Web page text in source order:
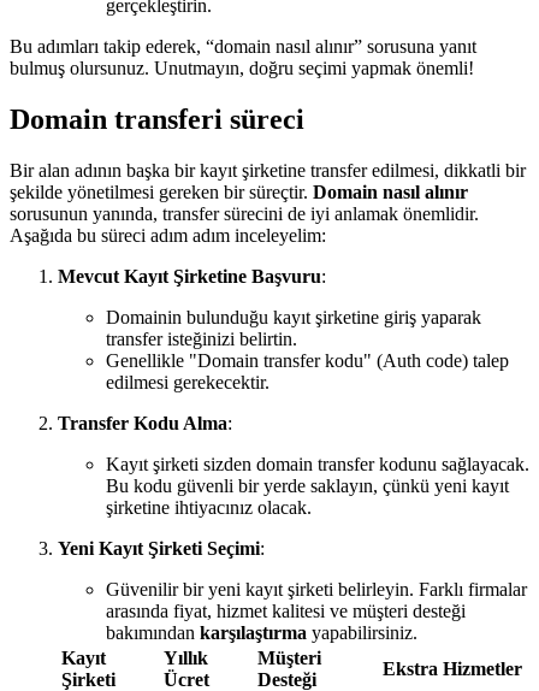
gerçekleştirin.
Bu adımları takip ederek, “domain nasıl alınır” sorusuna yanıt
bulmuş olursunuz. Unutmayın, doğru seçimi yapmak önemli!
Domain transferi süreci
Bir alan adının başka bir kayıt şirketine transfer edilmesi, dikkatli bir
şekilde yönetilmesi gereken bir süreçtir. Domain nasıl alınır
sorusunun yanında, transfer sürecini de iyi anlamak önemlidir.
Aşağıda bu süreci adım adım inceleyelim:
Mevcut Kayıt Şirketine Başvuru:
Domainin bulunduğu kayıt şirketine giriş yaparak
transfer isteğinizi belirtin.
Genellikle "Domain transfer kodu" (Auth code) talep
edilmesi gerekecektir.
Transfer Kodu Alma:
Kayıt şirketi sizden domain transfer kodunu sağlayacak.
Bu kodu güvenli bir yerde saklayın, çünkü yeni kayıt
şirketine ihtiyacınız olacak.
Yeni Kayıt Şirketi Seçimi:
Güvenilir bir yeni kayıt şirketi belirleyin. Farklı firmalar
arasında fiyat, hizmet kalitesi ve müşteri desteği
bakımından karşılaştırma yapabilirsiniz.
Kayıt
Şirketi
Yıllık
Ücret
Müşteri
Desteği
Ekstra Hizmetler